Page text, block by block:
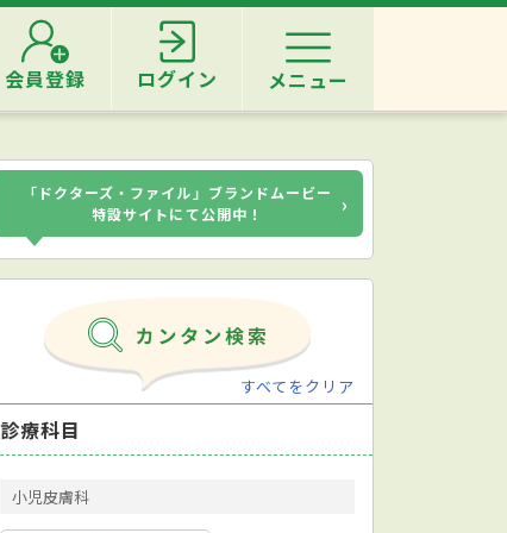
会員登録 ログイン メニュー
「ドクターズ・ファイル」ブランドムービー
特設サイトにて公開中！
›
すべてをクリア
診療科目
小児皮膚科